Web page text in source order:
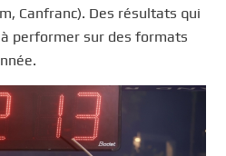
Canfranc). Des résultats qui
performer sur des formats